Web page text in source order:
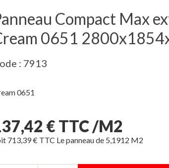
Compact Max
0651
: 7913
0651
€ TTC /M2
713,39 € TTC Le panneau de 5,1912 M2